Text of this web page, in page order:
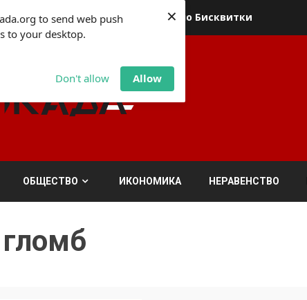
to send web push
to your desktop.
Don't allow Allow
×
За реклама Политика относно Бисквитки
ОБЩЕСТВО ИКОНОМИКА НЕРАВЕНСТВО